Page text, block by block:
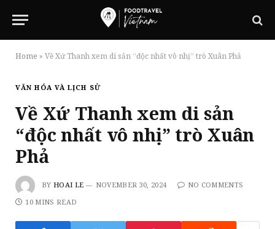
Home » Về Xứ Thanh xem di sản “độc nhất vô nhị” trò Xuân Phả
VĂN HÓA VÀ LỊCH SỬ
Về Xứ Thanh xem di sản
“độc nhất vô nhị” trò Xuân
Phả
BY HOAI LE NOVEMBER 30, 2024
NO COMMENTS
10 MINS READ